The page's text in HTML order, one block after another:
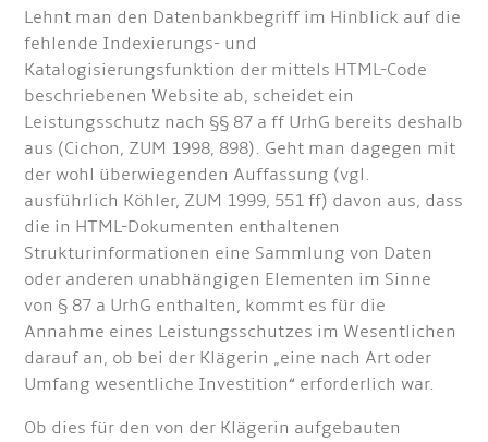
Lehnt man den Datenbankbegriff im Hinblick auf die
fehlende Indexierungs- und
Katalogisierungsfunktion der mittels HTML-Code
beschriebenen Website ab, scheidet ein
Leistungsschutz nach §§ 87 a ff UrhG bereits deshalb
aus (Cichon, ZUM 1998, 898). Geht man dagegen mit
der wohl überwiegenden Auffassung (vgl.
ausführlich Köhler, ZUM 1999, 551 ff) davon aus, dass
die in HTML-Dokumenten enthaltenen
Strukturinformationen eine Sammlung von Daten
oder anderen unabhängigen Elementen im Sinne
von § 87 a UrhG enthalten, kommt es für die
Annahme eines Leistungsschutzes im Wesentlichen
darauf an, ob bei der Klägerin „eine nach Art oder
Umfang wesentliche Investition“ erforderlich war.
Ob dies für den von der Klägerin aufgebauten